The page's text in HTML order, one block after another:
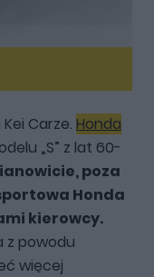
Carze. Honda
„S” z lat 60-
poza
Honda
kierowcy.
z powodu
więcej